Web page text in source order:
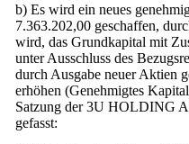
b) Es wird ein neues
7.363.202,00 geschaffen,
wird, das Grundkapital mit
unter Ausschluss des
durch Ausgabe neuer Aktien
erhöhen (Genehmigtes
Satzung der 3U HOLDING
gefasst: